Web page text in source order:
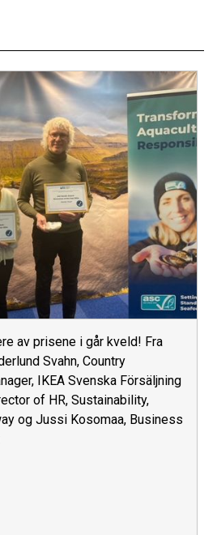
av prisene i går kveld! Fra
Svahn, Country
IKEA Svenska Försäljning
of HR, Sustainability,
og Jussi Kosomaa, Business